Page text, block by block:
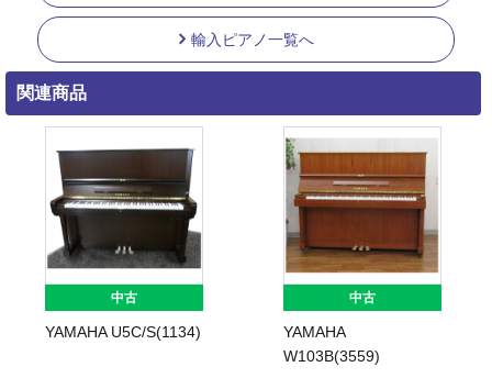
輸入ピアノ一覧へ
関連商品
中古
YAMAHA U5C/S(1134)
中古
YAMAHA
W103B(3559)